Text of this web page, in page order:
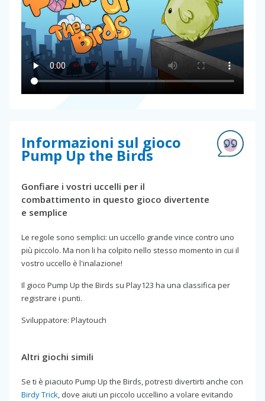
Informazioni sul gioco
Pump Up the Birds
Gonfiare i vostri uccelli per il
combattimento in questo gioco divertente
e semplice
Le regole sono semplici: un uccello grande vince contro uno
più piccolo. Ma non li ha colpito nello stesso momento in cui il
vostro uccello è l'inalazione!
Il gioco Pump Up the Birds su Play123 ha una classifica per
registrare i punti.
Sviluppatore: Playtouch
Altri giochi simili
Se ti è piaciuto Pump Up the Birds, potresti divertirti anche con
Birdy Trick, dove aiuti un piccolo uccellino a volare evitando